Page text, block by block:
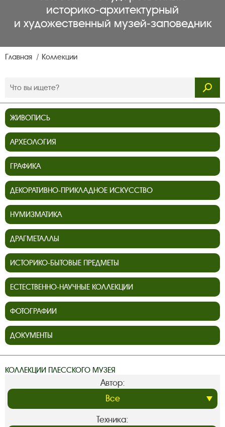
историко‑архитектурный
и художественный музей‑заповедник
Главная Коллекции
ЖИВОПИСЬ
АРХЕОЛОГИЯ
ГРАФИКА
ДЕКОРАТИВНО-ПРИКЛАДНОЕ ИСКУССТВО
НУМИЗМАТИКА
ДРАГМЕТАЛЛЫ
ИСТОРИКО-БЫТОВЫЕ ПРЕДМЕТЫ
ЕСТЕСТВЕННО-НАУЧНЫЕ КОЛЛЕКЦИИ
ФОТОГРАФИИ
ДОКУМЕНТЫ
КОЛЛЕКЦИИ ПЛЕССКОГО МУЗЕЯ
Автор:
Техника: